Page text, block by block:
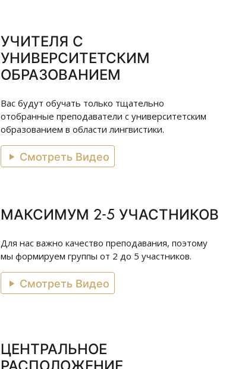
УЧИТЕЛЯ С
УНИВЕРСИТЕТСКИМ
ОБРАЗОВАНИЕМ
Вас будут обучать только тщательно
отобранные преподаватели с университетским
образованием в области лингвистики.
Смотреть Видео
МАКСИМУМ 2-5 УЧАСТНИКОВ
Для нас важно качество преподавания, поэтому
мы формируем группы от 2 до 5 участников.
Смотреть Видео
ЦЕНТРАЛЬНОЕ
РАСПОЛОЖЕНИЕ